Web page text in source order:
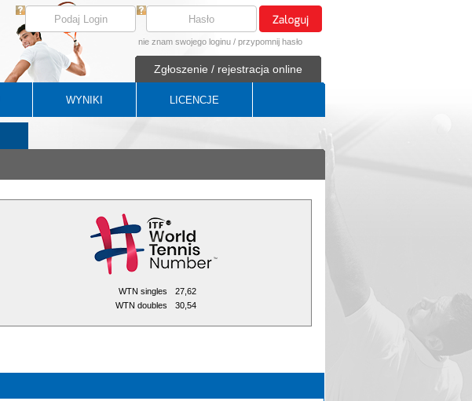
nie znam swojego loginu / przypomnij hasło
Zgłoszenie / rejestracja online
WYNIKI LICENCJE
WTN singles
27,62
WTN doubles
30,54